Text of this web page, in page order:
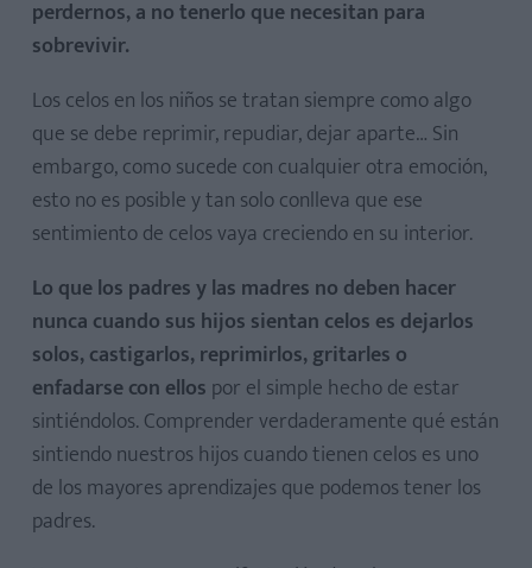
perdernos, a no tenerlo que necesitan para
sobrevivir.
Los celos en los niños se tratan siempre como algo
que se debe reprimir, repudiar, dejar aparte… Sin
embargo, como sucede con cualquier otra emoción,
esto no es posible y tan solo conlleva que ese
sentimiento de celos vaya creciendo en su interior.
Lo que los padres y las madres no deben hacer
nunca cuando sus hijos sientan celos es dejarlos
solos, castigarlos, reprimirlos, gritarles o
enfadarse con ellos por el simple hecho de estar
sintiéndolos. Comprender verdaderamente qué están
sintiendo nuestros hijos cuando tienen celos es uno
de los mayores aprendizajes que podemos tener los
padres.